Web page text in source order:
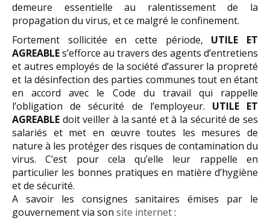
demeure essentielle au ralentissement de la
propagation du virus, et ce malgré le confinement.
Fortement sollicitée en cette période, UTILE ET
AGREABLEs’efforce au travers des agents d’entretiens
et autres employés de la société d’assurer la propreté
et la désinfection des parties communes tout en étant
en accord avec le Code du travail qui rappelle
l’obligation de sécurité de l’employeur. UTILE ET
AGREABLE doit veiller à la santé et à la sécurité de ses
salariés et met en œuvre toutes les mesures de
nature à les protéger des risques de contamination du
virus. C’est pour cela qu’elle leur rappelle en
particulier les bonnes pratiques en matière d’hygiène
et de sécurité.
A savoir les consignes sanitaires émises par le
gouvernement via son site internet: